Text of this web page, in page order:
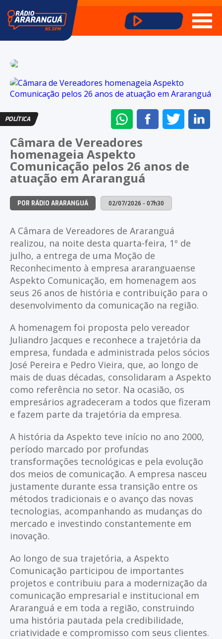
POLÍTICA
ENVIAR
NO
WHATSAPP
COMPARTILHAR
NO
NO
Câmara de Vereadores
homenageia Aspekto
Comunicação pelos 26 anos de
atuação em Araranguá
POR RÁDIO ARARANGUÁ 02/07/2026 - 07h30
A Câmara de Vereadores de Araranguá
realizou, na noite desta quarta-feira, 1º de
julho, a entrega de uma Moção de
Reconhecimento à empresa araranguaense
Aspekto Comunicação, em homenagem aos
seus 26 anos de história e contribuição para o
desenvolvimento da comunicação na região.
A homenagem foi proposta pelo vereador
Juliandro Jacques e reconhece a trajetória da
empresa, fundada e administrada pelos sócios
José Pereira e Pedro Vieira, que, ao longo de
mais de duas décadas, consolidaram a Aspekto
como referência no setor. Na ocasião, os
empresários agradeceram a todos que fizeram
e fazem parte da trajetória da empresa.
A história da Aspekto teve início no ano 2000,
período marcado por profundas
transformações tecnológicas e pela evolução
dos meios de comunicação. A empresa nasceu
justamente durante essa transição entre os
métodos tradicionais e o avanço das novas
tecnologias, acompanhando as mudanças do
mercado e investindo constantemente em
inovação.
Ao longo de sua trajetória, a Aspekto
Comunicação participou de importantes
projetos e contribuiu para a modernização da
comunicação empresarial e institucional em
Araranguá e em toda a região, construindo
uma história pautada pela credibilidade,
criatividade e compromisso com seus clientes.